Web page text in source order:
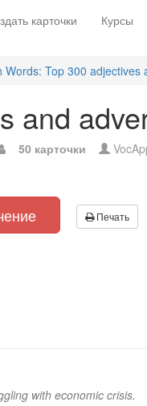
карточки Курсы
Words: Top 300 adjectives
and
50 карточки
Печать
with economic crisis.